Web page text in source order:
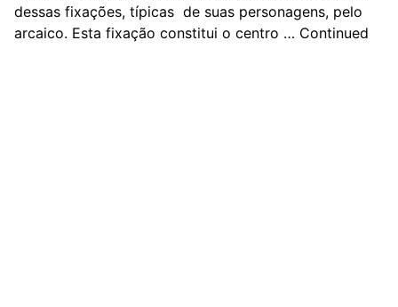
dessas fixações, típicas de suas personagens, pelo
arcaico. Esta fixação constitui o centro … Continued